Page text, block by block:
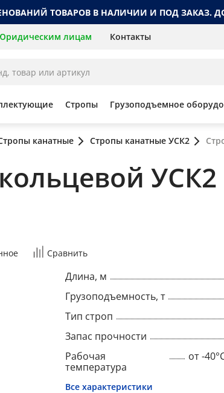
ТОВАРОВ В НАЛИЧИИ И ПОД ЗАКАЗ.
лицам Контакты
Стропы Грузоподъемное
канатные Стропы канатные УСК2
УСК2
Сравнить
Длина, м
Грузоподъемность, т
Тип строп
Запас прочности
Рабочая
температура
от -
Все характеристики